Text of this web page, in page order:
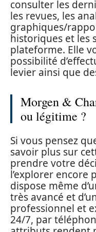
consulter les
les revues, les
graphiques/
historiques et les
plateforme. Elle
possibilité
levier ainsi que
Morgen &
ou légitime ?
Si vous pensez
savoir plus sur
prendre votre
l’explorer encore
dispose même
très avancé et
professionnel et
24/7, par